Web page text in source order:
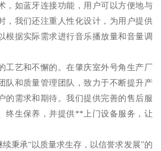
，如蓝牙连接功能，用户可以方便地与
，我们还注重人性化设计，为用户提供
根据实际需求进行音乐播放量和音量调
工艺和不懈的。在肇庆室外号角生产厂
队和质量管理团队，致力于不断提升产
的需求和期待。我们提供完善的售后服
终生保养，并提供**上门设备服务，让
秉承“以质量求生存，以信誉求发展”的